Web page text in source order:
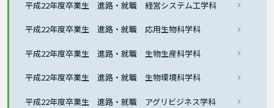
平成22年度卒業生 進路・就職 経営システム工学科
平成22年度卒業生 進路・就職 応用生物科学科
平成22年度卒業生 進路・就職 生物生産科学科
平成22年度卒業生 進路・就職 生物環境科学科
平成22年度卒業生 進路・就職 アグリビジネス学科